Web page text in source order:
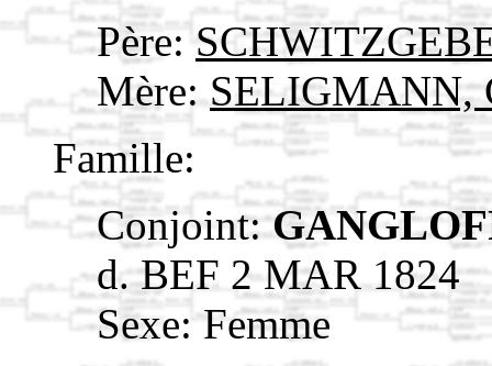
Père:
Mère: SELIGMANN,
Famille:
Conjoint:
d. BEF 2 MAR 1824
Sexe: Femme